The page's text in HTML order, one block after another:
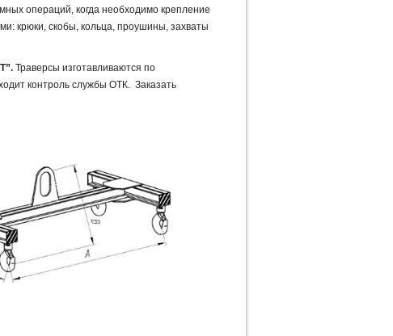
операций, когда необходимо крепление
крюки, скобы, кольца, проушины, захваты
Траверсы изготавливаются по
контроль службы ОТК. Заказать